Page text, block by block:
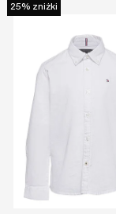
25% zniżki